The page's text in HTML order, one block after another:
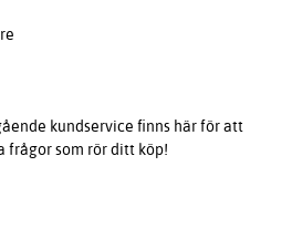
kundservice finns här för att
frågor som rör ditt köp!